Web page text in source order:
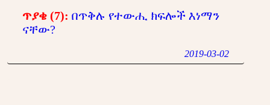
ጥያቄ (7): በጥቅሉ የተውሒ ክፍሎች እነማን
ናቸው?
2019-03-02